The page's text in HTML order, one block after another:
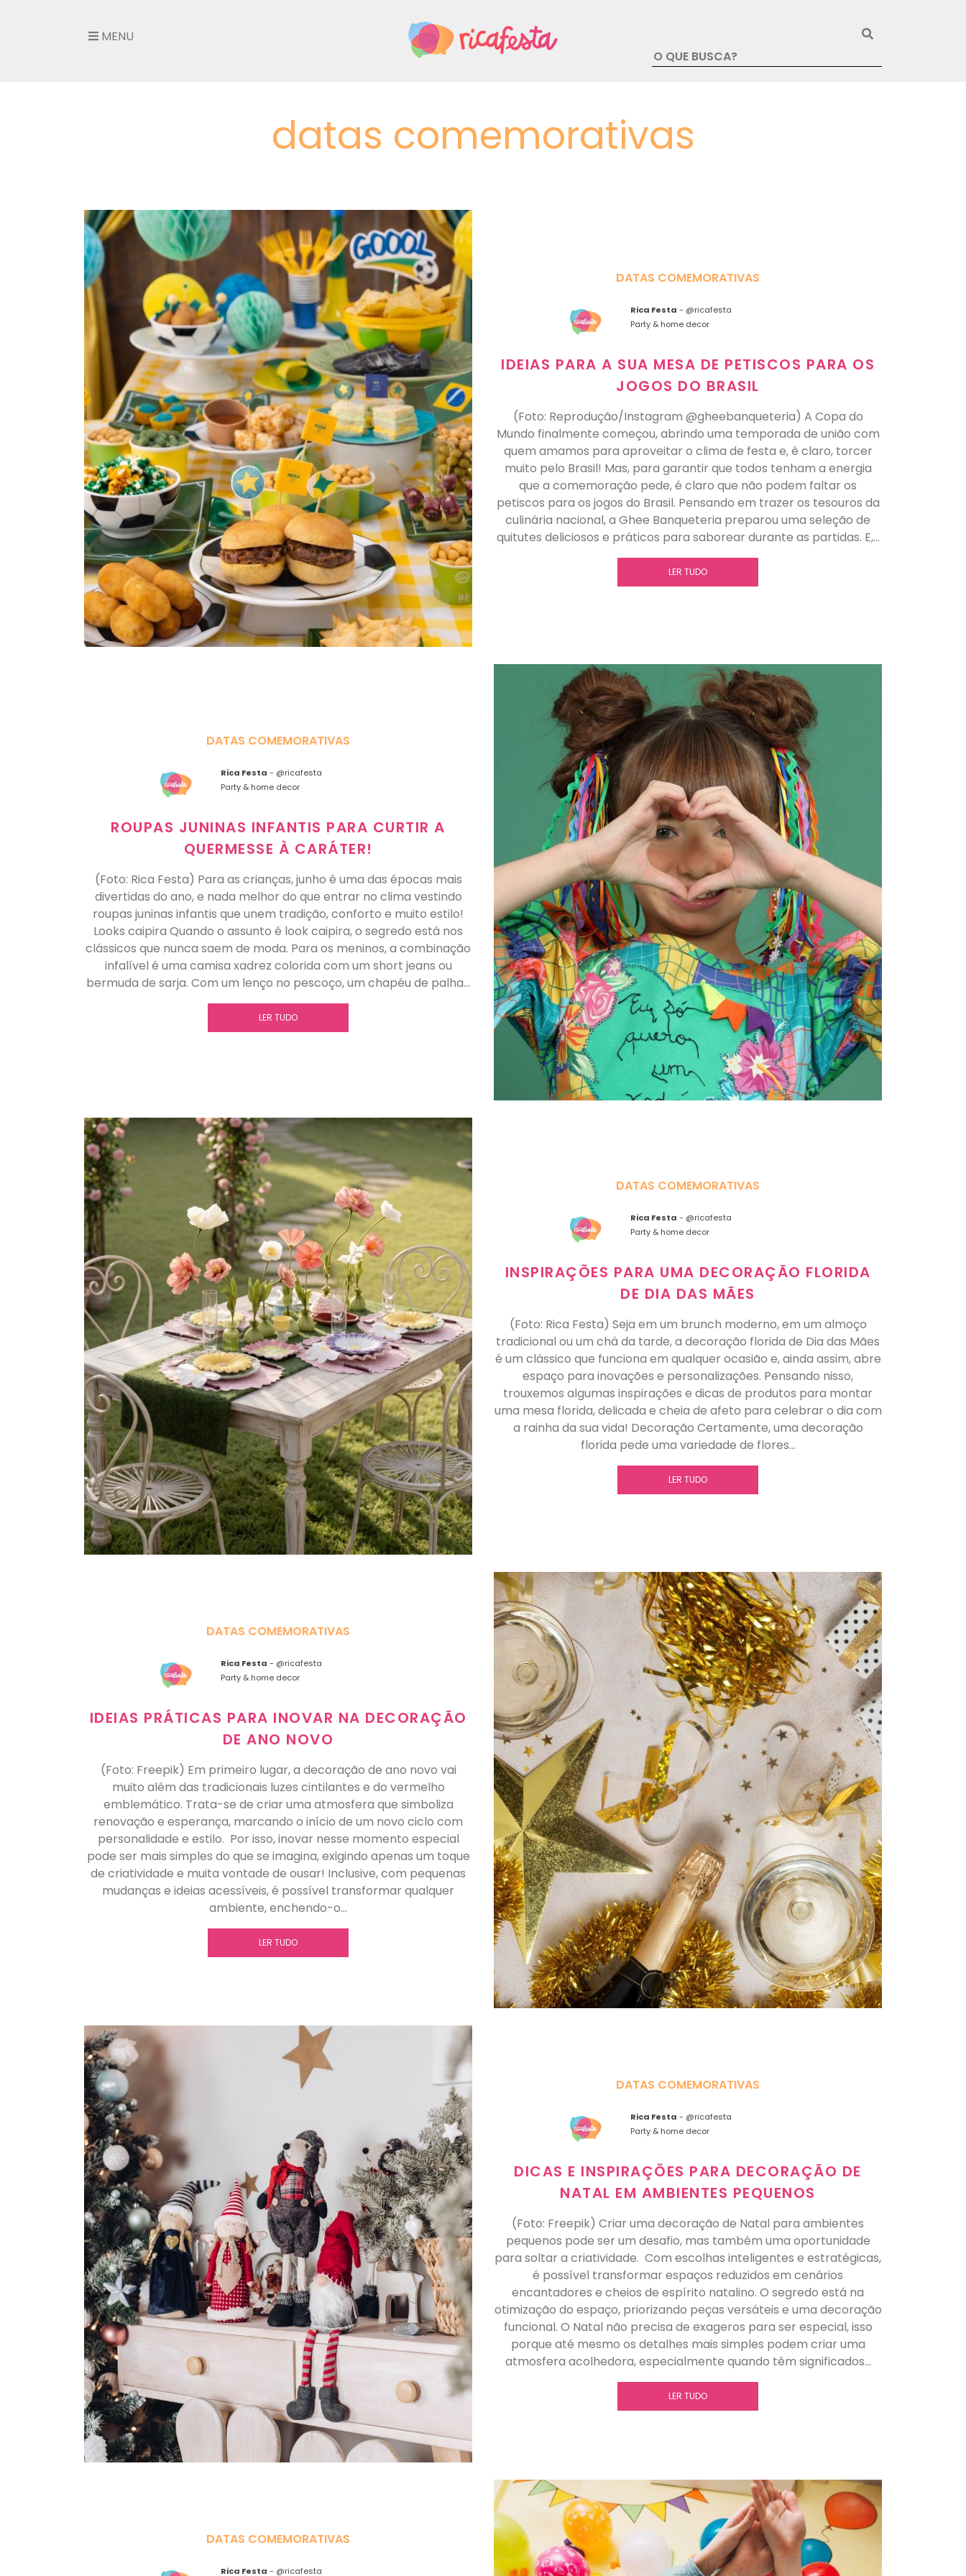
MENU
datas comemorativas
DATAS COMEMORATIVAS
Rica Festa - @ricafesta
Party & home decor
IDEIAS PARA A SUA MESA DE PETISCOS PARA OS
JOGOS DO BRASIL
(Foto: Reprodução/Instagram @gheebanqueteria) A Copa do
Mundo finalmente começou, abrindo uma temporada de união com
quem amamos para aproveitar o clima de festa e, é claro, torcer
muito pelo Brasil! Mas, para garantir que todos tenham a energia
que a comemoração pede, é claro que não podem faltar os
petiscos para os jogos do Brasil. Pensando em trazer os tesouros da
culinária nacional, a Ghee Banqueteria preparou uma seleção de
quitutes deliciosos e práticos para saborear durante as partidas. E,…
LER TUDO
DATAS COMEMORATIVAS
Rica Festa - @ricafesta
Party & home decor
ROUPAS JUNINAS INFANTIS PARA CURTIR A
QUERMESSE À CARÁTER!
(Foto: Rica Festa) Para as crianças, junho é uma das épocas mais
divertidas do ano, e nada melhor do que entrar no clima vestindo
roupas juninas infantis que unem tradição, conforto e muito estilo!
Looks caipira Quando o assunto é look caipira, o segredo está nos
clássicos que nunca saem de moda. Para os meninos, a combinação
infalível é uma camisa xadrez colorida com um short jeans ou
bermuda de sarja. Com um lenço no pescoço, um chapéu de palha…
LER TUDO
DATAS COMEMORATIVAS
Rica Festa - @ricafesta
Party & home decor
INSPIRAÇÕES PARA UMA DECORAÇÃO FLORIDA
DE DIA DAS MÃES
(Foto: Rica Festa) Seja em um brunch moderno, em um almoço
tradicional ou um chá da tarde, a decoração florida de Dia das Mães
é um clássico que funciona em qualquer ocasião e, ainda assim, abre
espaço para inovações e personalizações. Pensando nisso,
trouxemos algumas inspirações e dicas de produtos para montar
uma mesa florida, delicada e cheia de afeto para celebrar o dia com
a rainha da sua vida! Decoração Certamente, uma decoração
florida pede uma variedade de flores…
LER TUDO
DATAS COMEMORATIVAS
Rica Festa - @ricafesta
Party & home decor
IDEIAS PRÁTICAS PARA INOVAR NA DECORAÇÃO
DE ANO NOVO
(Foto: Freepik) Em primeiro lugar, a decoração de ano novo vai
muito além das tradicionais luzes cintilantes e do vermelho
emblemático. Trata-se de criar uma atmosfera que simboliza
renovação e esperança, marcando o início de um novo ciclo com
personalidade e estilo. Por isso, inovar nesse momento especial
pode ser mais simples do que se imagina, exigindo apenas um toque
de criatividade e muita vontade de ousar! Inclusive, com pequenas
mudanças e ideias acessíveis, é possível transformar qualquer
ambiente, enchendo-o…
LER TUDO
DATAS COMEMORATIVAS
Rica Festa - @ricafesta
Party & home decor
DICAS E INSPIRAÇÕES PARA DECORAÇÃO DE
NATAL EM AMBIENTES PEQUENOS
(Foto: Freepik) Criar uma decoração de Natal para ambientes
pequenos pode ser um desafio, mas também uma oportunidade
para soltar a criatividade. Com escolhas inteligentes e estratégicas,
é possível transformar espaços reduzidos em cenários
encantadores e cheios de espírito natalino. O segredo está na
otimização do espaço, priorizando peças versáteis e uma decoração
funcional. O Natal não precisa de exageros para ser especial, isso
porque até mesmo os detalhes mais simples podem criar uma
atmosfera acolhedora, especialmente quando têm significados…
LER TUDO
DATAS COMEMORATIVAS
Rica Festa - @ricafesta